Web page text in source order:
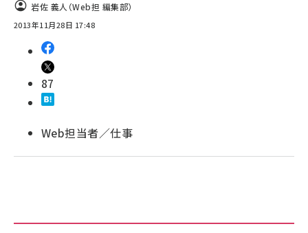
セミナー (2306)
z世代 (1622)
meo (1275)
岩佐 義人（Web担 編集部）
2013年11月28日 17:48
87
Web担当者／仕事